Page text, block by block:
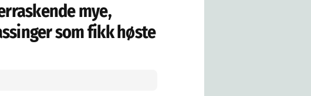
mye,
som fikk høste